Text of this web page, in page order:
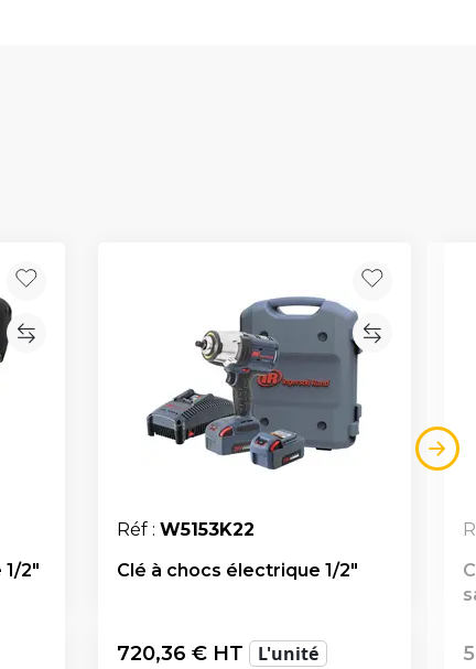
2"
Réf : W5153K22
Clé à chocs électrique 1/2"
720,36 € HT L'unité